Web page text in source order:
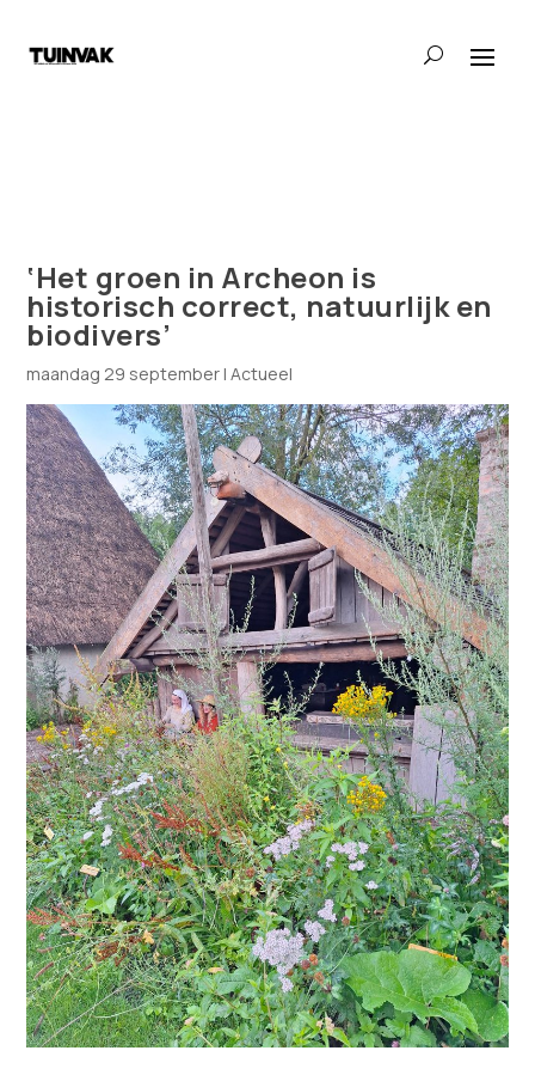
‘Het groen in Archeon is
historisch correct, natuurlijk en
biodivers’
maandag 29 september |Actueel